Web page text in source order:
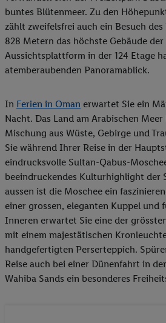
buntes Blütenmeer. Zu den
zählt zweifelsfrei auch ein Besuch
828 Metern das höchste Gebäude
Aussichtsplattform in der 124 Etage
atemberaubenden Panoramablick.
In Ferien in Oman erwartet Sie ein
Nacht. Das Land am Arabischen
Mischung aus Wüste, Gebirge und
Sie während Ihrer Reise in der
eindrucksvolle Sultan-Qabus-
beeindruckendes Kulturhighlight der
aussen ist die Moschee ein
einer grossen, eleganten Kuppel und
Inneren erwartet Sie eine der
mit einem majestätischen
handgefertigten Perserteppich.
Reise auch bei einer Dünenfahrt in
Wahiba Sands ein besonderes